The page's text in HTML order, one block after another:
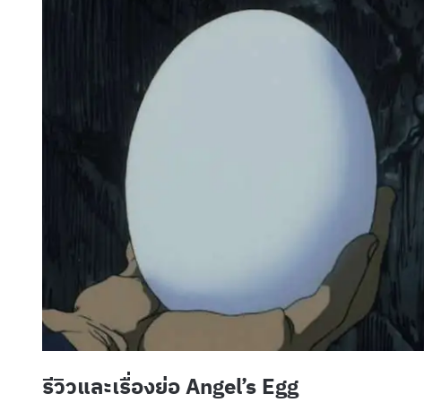
รีวิวและเรื่องย่อ Angel’s Egg